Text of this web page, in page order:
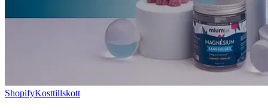
ShopifyKosttillskott